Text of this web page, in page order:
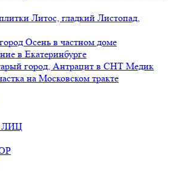
Литос, гладкий Листопад,
Осень в частном доме
в Екатеринбурге
город, Антрацит в СНТ Медик
на Московском тракте
ЛИЦ